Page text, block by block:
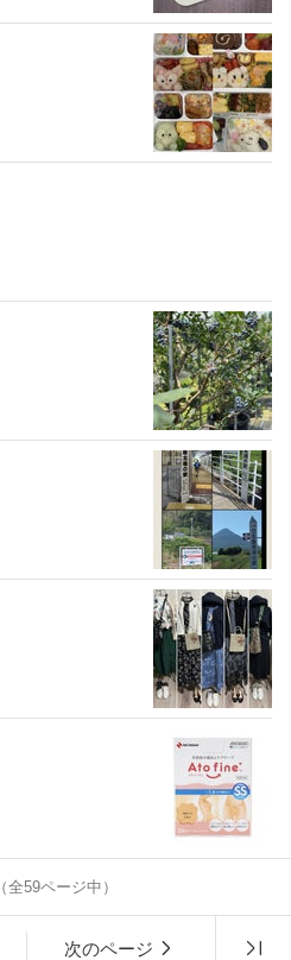
全59ページ中）
次のページ